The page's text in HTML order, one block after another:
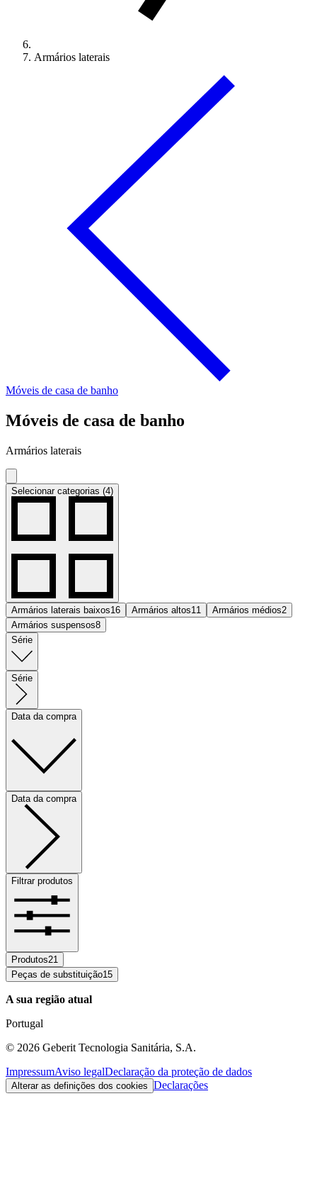
Armários laterais
Móveis de casa de banho
Móveis de casa de banho
Armários laterais
Selecionar categorias (4)
Armários laterais baixos16 Armários altos11 Armários médios2
Armários suspensos8
Série
Série
Data da compra
Data da compra
Filtrar produtos
Produtos21
Peças de substituição15
A sua região atual
Portugal
© 2026 Geberit Tecnologia Sanitária, S.A.
ImpressumAviso legalDeclaração da proteção de dados
Alterar as definições dos cookies Declarações